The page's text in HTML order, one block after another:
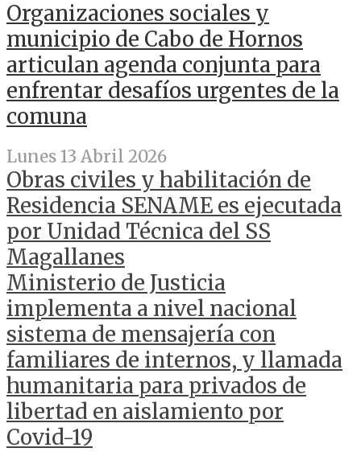
Organizaciones sociales y
municipio de Cabo de Hornos
articulan agenda conjunta para
enfrentar desafíos urgentes de la
comuna
Lunes 13 Abril 2026
Obras civiles y habilitación de
Residencia SENAME es ejecutada
por Unidad Técnica del SS
Magallanes
Ministerio de Justicia
implementa a nivel nacional
sistema de mensajería con
familiares de internos, y llamada
humanitaria para privados de
libertad en aislamiento por
Covid-19